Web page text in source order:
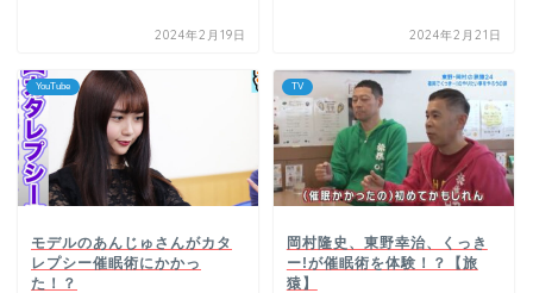
2024年2月19日 2024年2月21日
YouTube
モデルのあんじゅさんがカタ
レプシー催眠術にかかっ
た！？
TV
岡村隆史、東野幸治、くっき
ー!が催眠術を体験！？【旅
猿】